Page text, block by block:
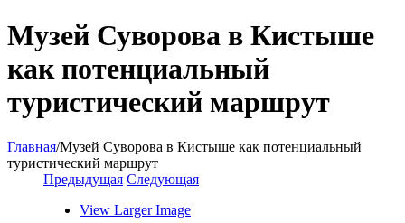
Музей Суворова в Кистыше
как потенциальный
туристический маршрут
Главная/Музей Суворова в Кистыше как потенциальный
туристический маршрут
Предыдущая Следующая
View Larger Image